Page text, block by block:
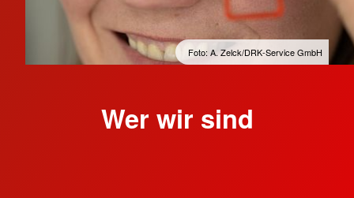
Foto: A. Zelck/DRK-Service GmbH
Wer wir sind